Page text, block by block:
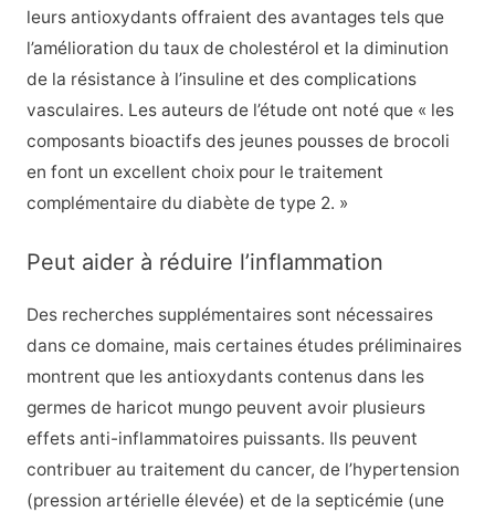
leurs antioxydants offraient des avantages tels que
l’amélioration du taux de cholestérol et la diminution
de la résistance à l’insuline et des complications
vasculaires. Les auteurs de l’étude ont noté que « les
composants bioactifs des jeunes pousses de brocoli
en font un excellent choix pour le traitement
complémentaire du diabète de type 2. »
Peut aider à réduire l’inflammation
Des recherches supplémentaires sont nécessaires
dans ce domaine, mais certaines études préliminaires
montrent que les antioxydants contenus dans les
germes de haricot mungo peuvent avoir plusieurs
effets anti-inflammatoires puissants. Ils peuvent
contribuer au traitement du cancer, de l’hypertension
(pression artérielle élevée) et de la septicémie (une